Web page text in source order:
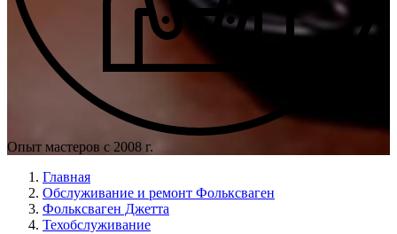
Опыт мастеров с 2008 г.
Главная
Обслуживание и ремонт Фольксваген
Фольксваген Джетта
Техобслуживание